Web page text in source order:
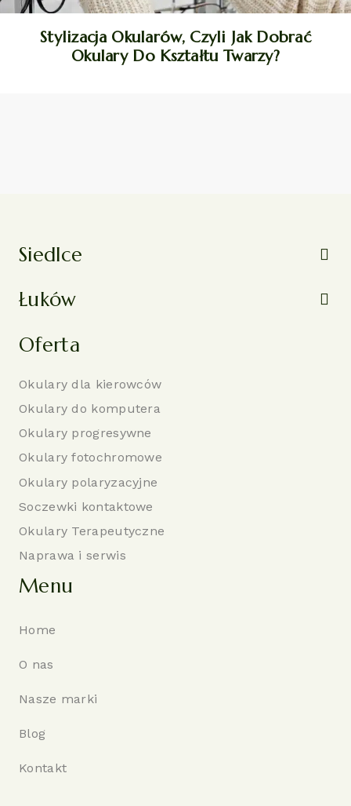
Stylizacja Okularów, Czyli Jak Dobrać
Okulary Do Kształtu Twarzy?
Siedlce
Łuków
Oferta
Okulary dla kierowców
Okulary do komputera
Okulary progresywne
Okulary fotochromowe
Okulary polaryzacyjne
Soczewki kontaktowe
Okulary Terapeutyczne
Naprawa i serwis
Menu
Home
O nas
Nasze marki
Blog
Kontakt